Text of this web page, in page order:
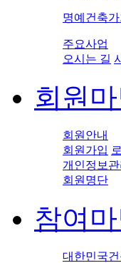
명예건축가
주요사업
오시는 길
회원
회원안내
회원가입
개인정보관
회원명단
참여
대한민국건